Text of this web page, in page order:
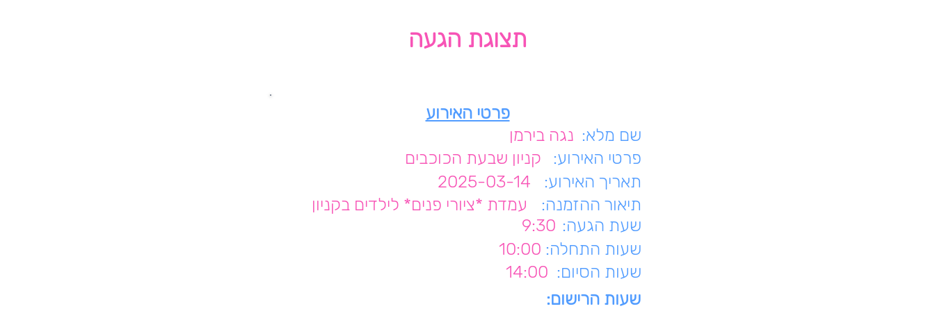
תצוגת הגעה
פרטי האירוע
שם מלא: נגה בירמן
קניון שבעת הכוכבים
פרטי האירוע:
2025-03-14
תאריך האירוע:
עמדת *ציורי פנים* לילדים בקניון
תיאור ההזמנה:
9:30 שעת הגעה:
10:00 שעות התחלה:
14:00 שעות הסיום:
שעות הרישום: